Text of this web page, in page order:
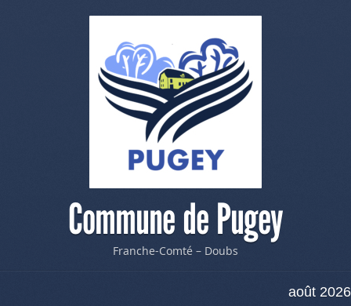
Commune de Pugey
Franche-Comté – Doubs
août 2026